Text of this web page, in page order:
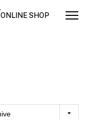
ONLINE SHOP